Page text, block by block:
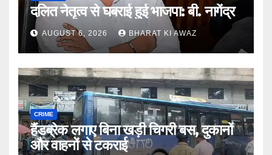
दलित नेतृत्व से घबराई हुई भाजपा: बी. नागेंद्र
AUGUST 6, 2026 BHARAT KI AWAZ
CRIME
हैंडब्रेक लगाए बिना खड़ी चिगरी बस, दुकानों
और वाहनों से टकराई